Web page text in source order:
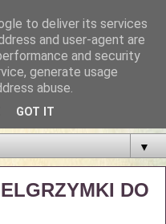
W ŁODZI
▼
DO
to deliver its services
and user-agent are
and security
generate usage
abuse.
GOT IT